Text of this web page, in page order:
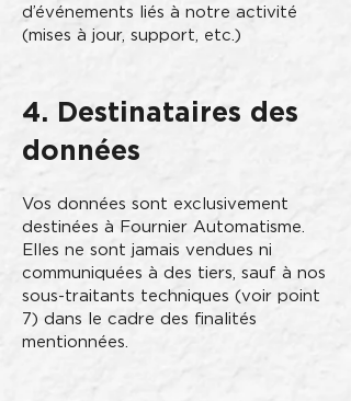
d’événements liés à notre activité
(mises à jour, support, etc.)
4. Destinataires des
données
Vos données sont exclusivement
destinées à Fournier Automatisme.
Elles ne sont jamais vendues ni
communiquées à des tiers, sauf à nos
sous-traitants techniques (voir point
7) dans le cadre des finalités
mentionnées.